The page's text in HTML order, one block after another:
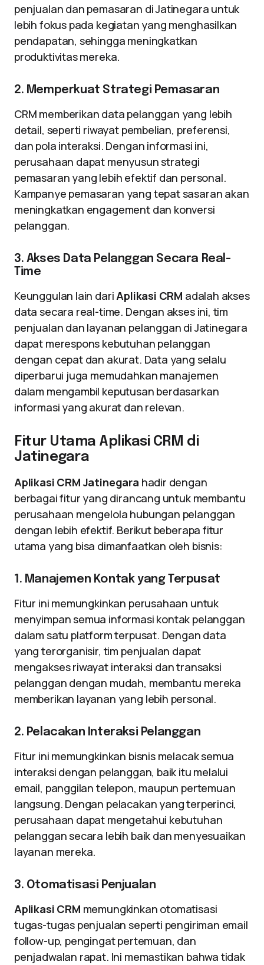
penjualan dan pemasaran di Jatinegara untuk
lebih fokus pada kegiatan yang menghasilkan
pendapatan, sehingga meningkatkan
produktivitas mereka.
2. Memperkuat Strategi Pemasaran
CRM memberikan data pelanggan yang lebih
detail, seperti riwayat pembelian, preferensi,
dan pola interaksi. Dengan informasi ini,
perusahaan dapat menyusun strategi
pemasaran yang lebih efektif dan personal.
Kampanye pemasaran yang tepat sasaran akan
meningkatkan engagement dan konversi
pelanggan.
3. Akses Data Pelanggan Secara Real-
Time
Keunggulan lain dariAplikasi CRM adalah akses
data secara real-time. Dengan akses ini, tim
penjualan dan layanan pelanggan di Jatinegara
dapat merespons kebutuhan pelanggan
dengan cepat dan akurat. Data yang selalu
diperbarui juga memudahkan manajemen
dalam mengambil keputusan berdasarkan
informasi yang akurat dan relevan.
Fitur Utama Aplikasi CRM di
Jatinegara
Aplikasi CRM Jatinegara hadir dengan
berbagai fitur yang dirancang untuk membantu
perusahaan mengelola hubungan pelanggan
dengan lebih efektif. Berikut beberapa fitur
utama yang bisa dimanfaatkan oleh bisnis:
1. Manajemen Kontak yang Terpusat
Fitur ini memungkinkan perusahaan untuk
menyimpan semua informasi kontak pelanggan
dalam satu platform terpusat. Dengan data
yang terorganisir, tim penjualan dapat
mengakses riwayat interaksi dan transaksi
pelanggan dengan mudah, membantu mereka
memberikan layanan yang lebih personal.
2. Pelacakan Interaksi Pelanggan
Fitur ini memungkinkan bisnis melacak semua
interaksi dengan pelanggan, baik itu melalui
email, panggilan telepon, maupun pertemuan
langsung. Dengan pelacakan yang terperinci,
perusahaan dapat mengetahui kebutuhan
pelanggan secara lebih baik dan menyesuaikan
layanan mereka.
3. Otomatisasi Penjualan
Aplikasi CRM memungkinkan otomatisasi
tugas-tugas penjualan seperti pengiriman email
follow-up, pengingat pertemuan, dan
penjadwalan rapat. Ini memastikan bahwa tidak